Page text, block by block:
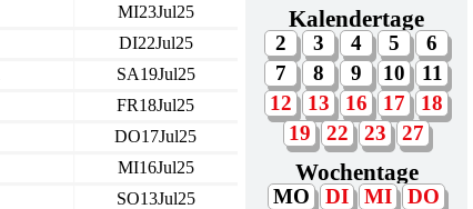
MI23Jul25
DI22Jul25
SA19Jul25
FR18Jul25
DO17Jul25
MI16Jul25
SO13Jul25
Kalendertage
2 3 4 5
6
7
8 9 10
11
12
13 16 17
18
19
22 23 27
Wochentage
MO DI MI
DO